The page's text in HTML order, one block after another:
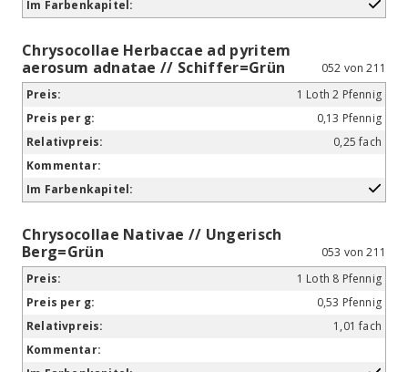
Chrysocollae Herbaccae ad pyritem
aerosum adnatae // Schiffer=Grün
052 von 211
1 Loth 2 Pfennig
0,13 Pfennig
0,25 fach
Chrysocollae Nativae // Ungerisch
Berg=Grün
053 von 211
1 Loth 8 Pfennig
0,53 Pfennig
1,01 fach